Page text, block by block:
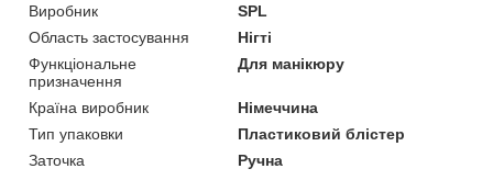
Виробник
SPL
Область застосування
Нігті
Функціональне
призначення
Для манікюру
Країна виробник
Німеччина
Тип упаковки
Пластиковий блістер
Заточка
Ручна